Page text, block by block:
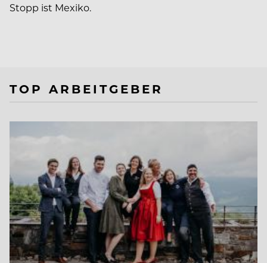
Stopp ist Mexiko.
TOP ARBEITGEBER